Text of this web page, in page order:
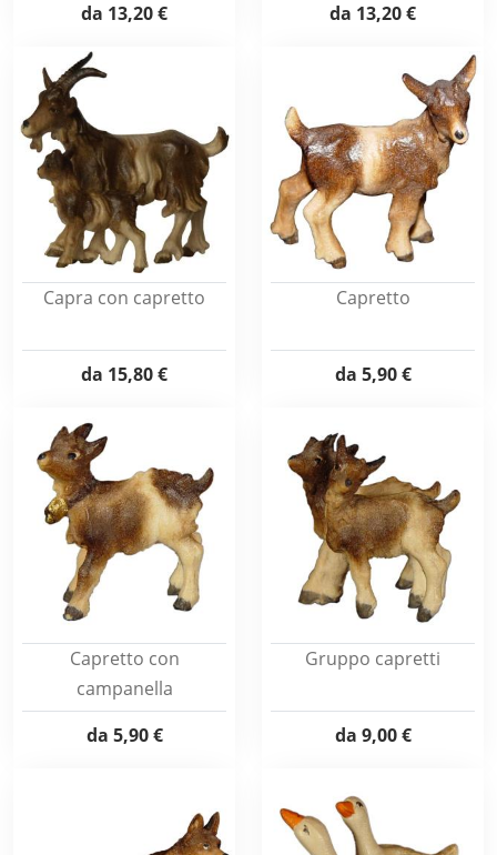
da 13,20 € da 13,20 €
Capra con capretto
da 15,80 €
Capretto
da 5,90 €
Capretto con
campanella
da 5,90 €
Gruppo capretti
da 9,00 €